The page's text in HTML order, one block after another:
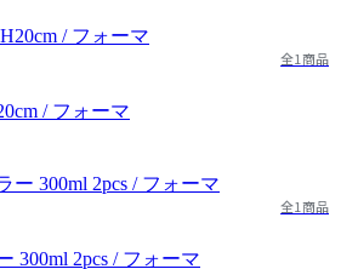
全1商品
/ フォーマ
全1商品
300ml 2pcs / フォーマ